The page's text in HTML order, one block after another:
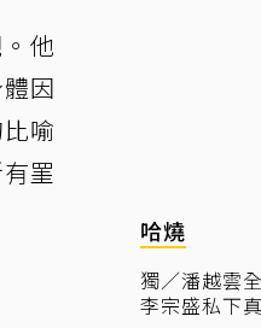
他
因
喻
罣
哈燒
獨／潘越雲
李宗盛私下